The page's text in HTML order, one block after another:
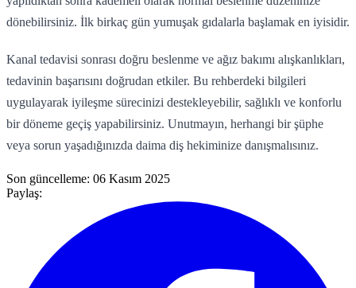
dönebilirsiniz. İlk birkaç gün yumuşak gıdalarla başlamak en iyisidir.
Kanal tedavisi sonrası doğru beslenme ve ağız bakımı alışkanlıkları,
tedavinin başarısını doğrudan etkiler. Bu rehberdeki bilgileri
uygulayarak iyileşme sürecinizi destekleyebilir, sağlıklı ve konforlu
bir döneme geçiş yapabilirsiniz. Unutmayın, herhangi bir şüphe
veya sorun yaşadığınızda daima diş hekiminize danışmalısınız.
Son güncelleme: 06 Kasım 2025
Paylaş: